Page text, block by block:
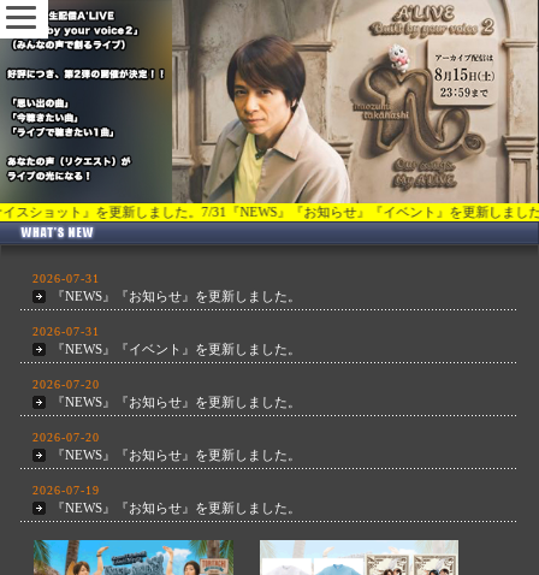
を更新しました。7/31『NEWS』『お知らせ』『イベント』を更新しました。7/20『
2026-07-31
『NEWS』『お知らせ』を更新しました。
2026-07-31
『NEWS』『イベント』を更新しました。
2026-07-20
『NEWS』『お知らせ』を更新しました。
2026-07-20
『NEWS』『お知らせ』を更新しました。
2026-07-19
『NEWS』『お知らせ』を更新しました。